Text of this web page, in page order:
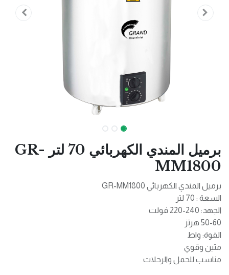
برميل المندي الكهربائي 70 لتر GR-
MM1800
برميل المندي الكهربائي GR-MM1800
السعة : 70 لتر
الجهد: 240-220 فولت
50-60 هرتز
القوة: واط
متين وقوي
مناسب للحمل والرحلات